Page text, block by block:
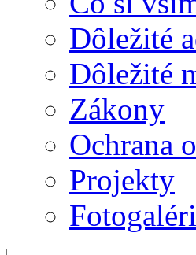
Dôležité
Dôležité
Zákony
Ochrana
Projekty